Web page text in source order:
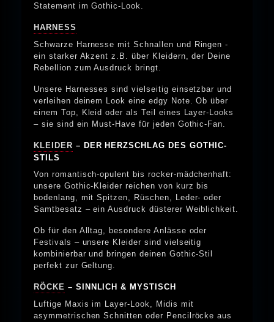
Statement im Gothic-Look.
HARNESS
Schwarze Harnesse mit Schnallen und Ringen -
ein starker Akzent z.B. über Kleidern, der Deine
Rebellion zum Ausdruck bringt.
Unsere Harnesses sind vielseitig einsetzbar und
verleihen deinem Look eine edgy Note. Ob über
einem Top, Kleid oder als Teil eines Layer-Looks
– sie sind ein Must-Have für jeden Gothic-Fan.
KLEIDER – DER HERZSCHLAG DES GOTHIC-
STILS
Von romantisch-opulent bis rocker-mädchenhaft:
unsere Gothic-Kleider reichen von kurz bis
bodenlang, mit Spitzen, Rüschen, Leder- oder
Samtbesatz – ein Ausdruck düsterer Weiblichkeit.
Ob für den Alltag, besondere Anlässe oder
Festivals – unsere Kleider sind vielseitig
kombinierbar und bringen deinen Gothic-Stil
perfekt zur Geltung.
RÖCKE – SINNLICH & MYSTISCH
Luftige Maxis im Layer-Look, Midis mit
asymmetrischen Schnitten oder Pencilröcke aus